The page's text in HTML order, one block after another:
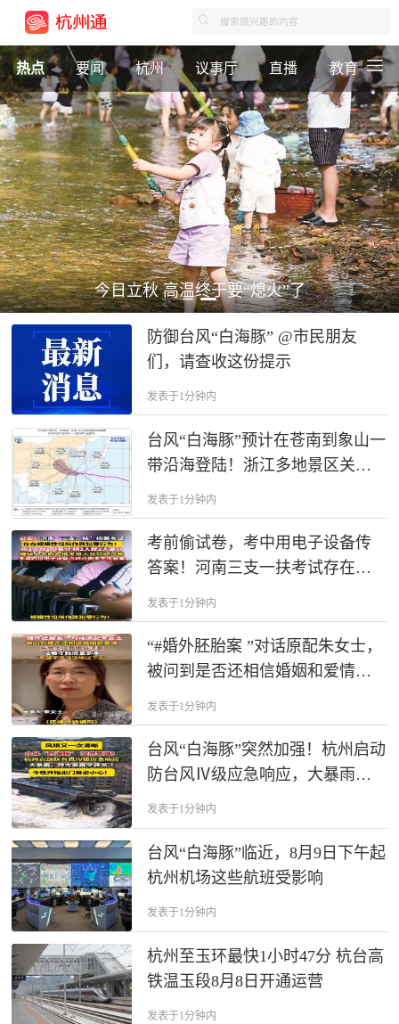
热点 要闻 杭州 议事厅 直播 教育
今日立秋 高温终于要“熄火”了
防御台风“白海豚” @市民朋友
们，请查收这份提示
发表于1分钟内
台风“白海豚”预计在苍南到象山一
带沿海登陆！浙江多地景区关
闭，部分列车临时停运
发表于1分钟内
考前偷试卷，考中用电子设备传
答案！河南三支一扶考试存在规
模性组织作弊犯罪行为！
发表于1分钟内
“#婚外胚胎案 ”对话原配朱女士，
被问到是否还相信婚姻和爱情。
朱女士回应：我相信活着，活着
才能做更多事，希望平平淡淡地
过下去。
发表于1分钟内
台风“白海豚”突然加强！杭州启动
防台风Ⅳ级应急响应，大暴雨、
特大暴雨突袭浙江。今晚开始出
门务必小心！
发表于1分钟内
台风“白海豚”临近，8月9日下午起
杭州机场这些航班受影响
发表于1分钟内
杭州至玉环最快1小时47分 杭台高
铁温玉段8月8日开通运营
发表于1分钟内